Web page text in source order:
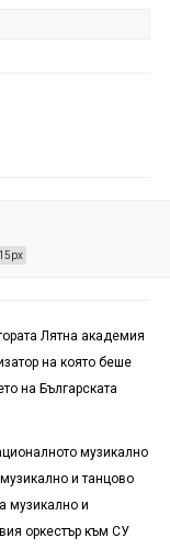
15px
Лятна академия
на която беше
на Българската
музикално
и танцово
музикално и
оркестър към СУ